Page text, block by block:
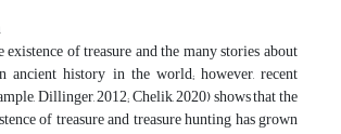
of treasure and the many stories about
ancient history in the world; however, recent
Dillinger, 2012; Chelik, 2020) shows that the
of treasure and treasure hunting has grown